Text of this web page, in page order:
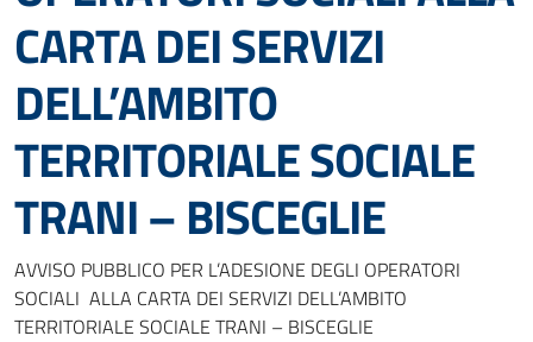
CARTA DEI SERVIZI
DELL’AMBITO
TERRITORIALE SOCIALE
TRANI – BISCEGLIE
Dettagli della notizia
AVVISO PUBBLICO PER L’ADESIONE DEGLI OPERATORI
SOCIALI ALLA CARTA DEI SERVIZI DELL’AMBITO
TERRITORIALE SOCIALE TRANI – BISCEGLIE